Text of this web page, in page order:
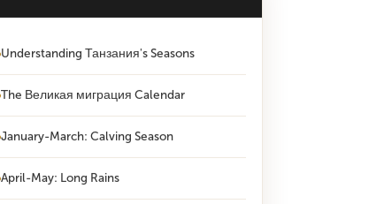
Understanding Танзания's Seasons
The Великая миграция Calendar
January-March: Calving Season
April-May: Long Rains